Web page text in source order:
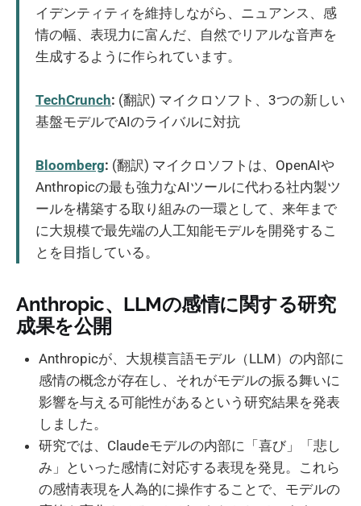
イデンティティを維持しながら、ニュアンス、感
情の幅、表現力に富んだ、自然でリアルな音声を
生成するように作られています。
TechCrunch: (翻訳) マイクロソフト、3つの新しい
基盤モデルでAIのライバルに対抗
Bloomberg: (翻訳) マイクロソフトは、OpenAIや
Anthropicの最も強力なAIツールに代わる社内製ツ
ールを構築する取り組みの一環として、来年まで
に大規模で最先端の人工知能モデルを開発するこ
とを目指している。
Anthropic、LLMの感情に関する研究
成果を公開
Anthropicが、大規模言語モデル（LLM）の内部に
感情の概念が存在し、それがモデルの振る舞いに
影響を与える可能性があるという研究結果を発表
しました。
研究では、Claudeモデルの内部に「喜び」「悲し
み」といった感情に対応する表現を発見。これら
の感情表現を人為的に操作することで、モデルの